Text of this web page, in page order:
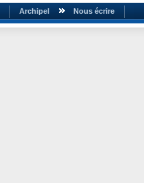
Archipel Nous écrire